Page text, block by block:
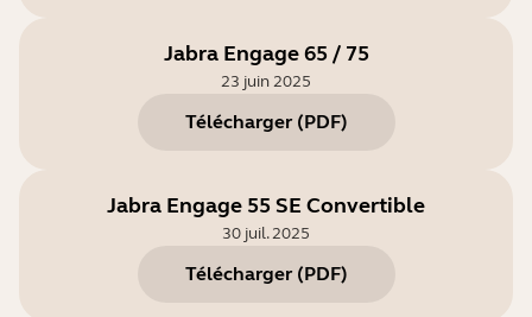
Jabra Engage 65 / 75
23 juin 2025
Télécharger (PDF)
Jabra Engage 55 SE Convertible
30 juil. 2025
Télécharger (PDF)